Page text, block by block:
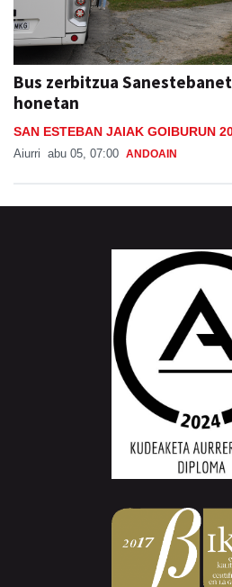
Bus zerbitzua
honetan
SAN ESTEBAN JAIAK GOIBURUN
Aiurri abu 05, 07:00 ANDOAIN